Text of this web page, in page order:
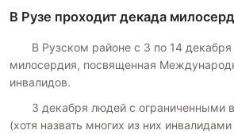
В Рузе проходит декада
В Рузском районе с 3 по 14
милосердия, посвященная
инвалидов.
3 декабря людей с ограниченными
(хотя назвать многих из них